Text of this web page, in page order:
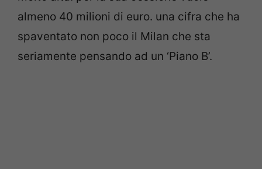
almeno 40 milioni di euro. una cifra che ha
spaventato non poco il Milan che sta
seriamente pensando ad un ‘Piano B’.